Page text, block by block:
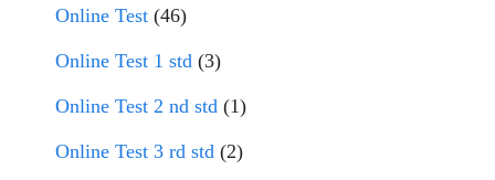
Online Test (46)
Online Test 1 std (3)
Online Test 2 nd std (1)
Online Test 3 rd std (2)